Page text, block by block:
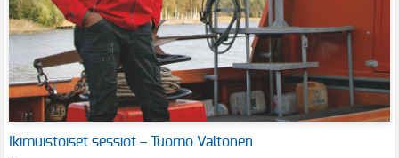
Ikimuistoiset sessiot – Tuomo Valtonen